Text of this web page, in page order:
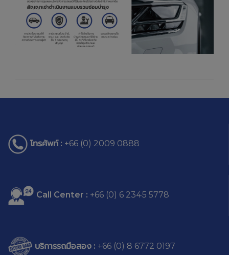
โทรศัพท์ : +66 (0) 2009 0888
Call Center : +66 (0) 6 2345 5778
บริการรถมือสอง : +66 (0) 8 6772 0197